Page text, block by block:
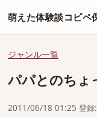
萌えた体験談コピペ
ジャンル一覧
パパとのちょ
2011/06/18 01:25 登録